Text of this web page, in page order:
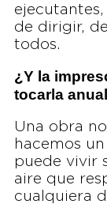
de dirigir,
todos.
¿Y la
tocarla
Una obra
hacemos
puede vivir
aire que
cualquiera